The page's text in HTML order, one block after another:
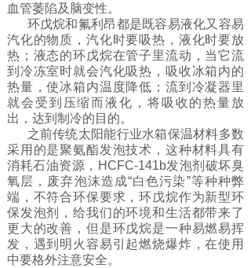
血管萎陷及脑变性。
环戊烷和氟利昂都是既容易液化又容易
汽化的物质，汽化时要吸热，液化时要放
热；液态的环戊烷在管子里流动，当它流
到冷冻室时就会汽化吸热，吸收冰箱内的
热量，使冰箱内温度降低；流到冷凝器里
就会受到压缩而液化，将吸收的热量放
出，达到制冷的目的。
之前传统太阳能行业水箱保温材料多数
采用的是聚氨酯发泡技术，这种材料具有
消耗石油资源，HCFC-141b发泡剂破坏臭
氧层，废弃泡沫造成“白色污染”等种种弊
端，不符合环保要求，环戊烷作为新型环
保发泡剂，给我们的环境和生活都带来了
更大的改善，但是环戊烷是一种易燃易挥
发，遇到明火容易引起燃烧爆炸，在使用
中要格外注意安全。